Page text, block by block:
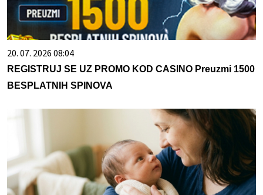
20. 07. 2026 08:04
REGISTRUJ SE UZ PROMO KOD CASINO Preuzmi 1500
BESPLATNIH SPINOVA